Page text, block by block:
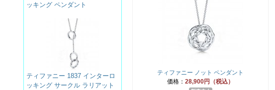
ティファニー ノット ペンダント
価格： 28,900円（税込）
ッキング ペンダント
ティファニー 1837 インターロ
ッキング サークル ラリアット